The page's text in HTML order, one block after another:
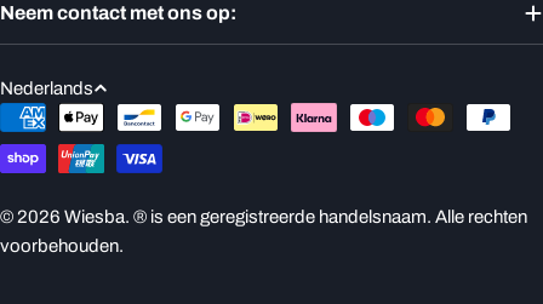
Neem contact met ons op:
T
a
l
Nederlands
Betaalmethoden
© 2026 Wiesba. ® is een geregistreerde handelsnaam. Alle rechten
voorbehouden.